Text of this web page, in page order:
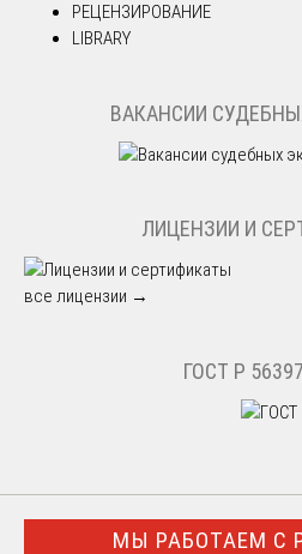
РЕЦЕНЗИРОВАНИЕ
LIBRARY
ВАКАНСИИ
ЛИЦЕНЗИИ И
все лицензии →
ГОСТ Р
МЫ РАБОТАЕМ С